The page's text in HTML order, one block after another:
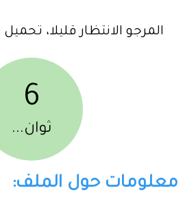
المرجو الانتظار قليلا،
6
ثوان...
معلومات حول الملف: